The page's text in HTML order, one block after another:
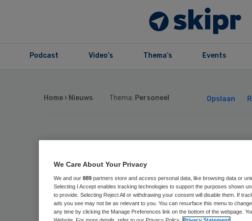
Podcast Video’s Thema’s Events
Home › Nieuws Thema: Personeel Opslaan
‘UWV moet
met
voor artsen in
We Care About Your Privacy
We and our 889 partners store and access personal data, like browsing data or
Selecting I Accept enables tracking technologies to support the purposes shown
to provide. Selecting Reject All or withdrawing your consent will disable them. If
ads you see may not be as relevant to you. You can resurface this menu to
any time by clicking the Manage Preferences link on the bottom of the webpage.